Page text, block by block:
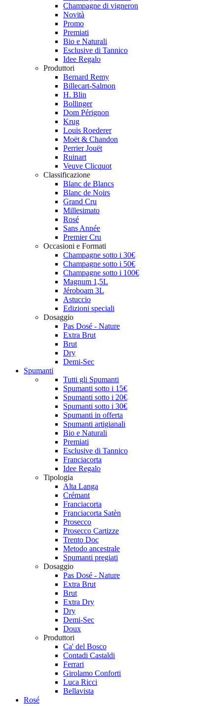
Champagne di vigneron
Novità
Promo
Premiati
Bio e Naturali
Esclusive di Tannico
Idee Regalo
Produttori
Bernard Remy
Billecart-Salmon
H. Blin
Bollinger
Dom Pérignon
Krug
Louis Roederer
Moët & Chandon
Perrier Jouët
Ruinart
Veuve Clicquot
Classificazione
Blanc de Blancs
Blanc de Noirs
Grand Cru
Millesimato
Rosé
Sans Année
Premier Cru
Occasioni e Formati
Champagne sotto i 30€
Champagne sotto i 50€
Champagne sotto i 100€
Magnum 1,5L
Jéroboam 3L
Astuccio
Edizioni speciali
Dosaggio
Pas Dosé - Nature
Extra Brut
Brut
Dry
Demi-Sec
Spumanti
Tutti gli Spumanti
Spumanti sotto i 15€
Spumanti sotto i 20€
Spumanti sotto i 30€
Spumanti in offerta
Spumanti artigianali
Bio e Naturali
Premiati
Esclusive di Tannico
Franciacorta
Idee Regalo
Tipologia
Alta Langa
Crémant
Franciacorta
Franciacorta Satèn
Prosecco
Prosecco Cartizze
Trento Doc
Metodo ancestrale
Spumanti pregiati
Dosaggio
Pas Dosé - Nature
Extra Brut
Brut
Extra Dry
Dry
Demi-Sec
Doux
Produttori
Ca' del Bosco
Contadi Castaldi
Ferrari
Girolamo Conforti
Luca Ricci
Bellavista
Rosé